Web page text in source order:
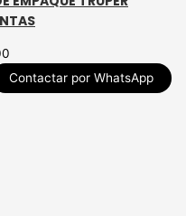
Contactar por WhatsApp